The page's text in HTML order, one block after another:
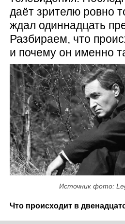
даёт зрителю ровно
ждал одиннадцать
Разбираем, что
и почему он именно
Источник фото:
Что происходит в